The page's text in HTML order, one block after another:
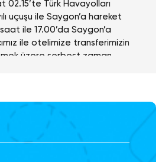
02.15’te Türk Havayolları
uçuşu ile Saygon’a hareket
ile 17.00’da Saygon’a
ile otelimize transferimizin
üzere serbest zaman.